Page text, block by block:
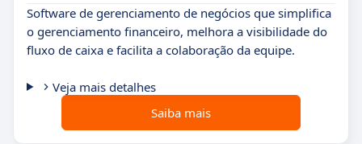
Software de gerenciamento de negócios que simplifica
o gerenciamento financeiro, melhora a visibilidade do
fluxo de caixa e facilita a colaboração da equipe.
Veja mais detalhes
Saiba mais